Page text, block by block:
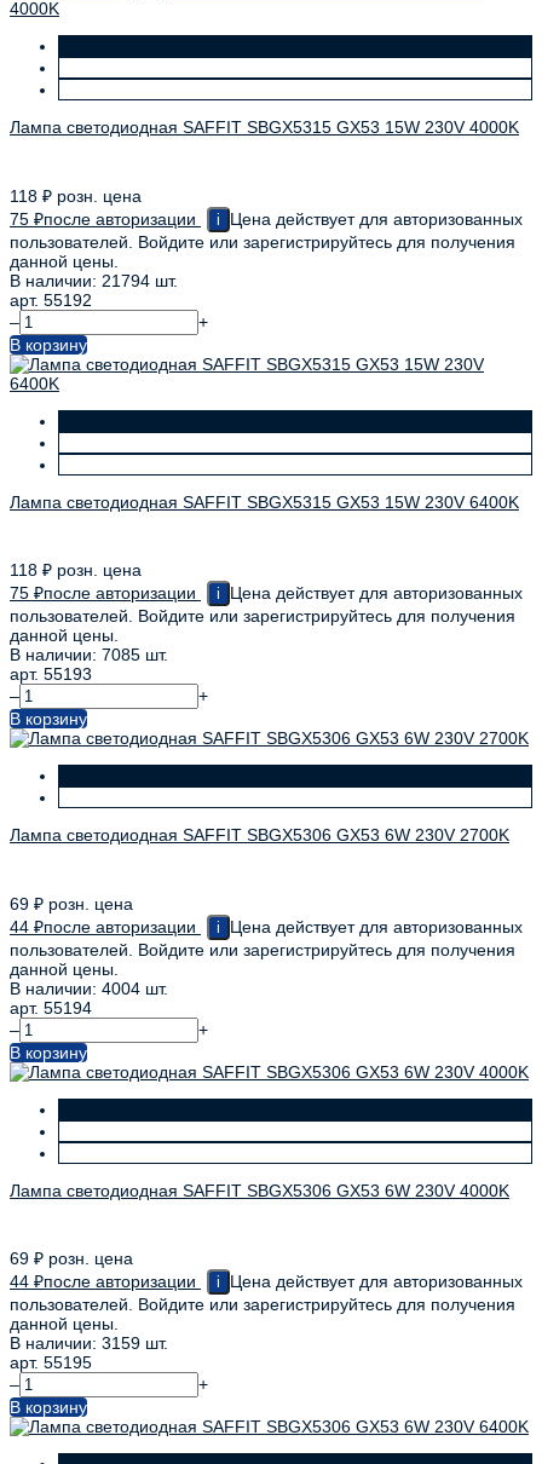
Лампа светодиодная SAFFIT SBGX5315 GX53 15W 230V 4000K
118 ₽ розн. цена
75 ₽после авторизации i
Цена действует для авторизованных
пользователей. Войдите или зарегистрируйтесь для получения
данной цены.
В наличии: 21794 шт.
арт. 55192
–
+
В корзину
Лампа светодиодная SAFFIT SBGX5315 GX53 15W 230V 6400K
118 ₽ розн. цена
75 ₽после авторизации i
Цена действует для авторизованных
пользователей. Войдите или зарегистрируйтесь для получения
данной цены.
В наличии: 7085 шт.
арт. 55193
–
+
В корзину
Лампа светодиодная SAFFIT SBGX5306 GX53 6W 230V 2700K
69 ₽ розн. цена
44 ₽после авторизации i
Цена действует для авторизованных
пользователей. Войдите или зарегистрируйтесь для получения
данной цены.
В наличии: 4004 шт.
арт. 55194
–
+
В корзину
Лампа светодиодная SAFFIT SBGX5306 GX53 6W 230V 4000K
69 ₽ розн. цена
44 ₽после авторизации i
Цена действует для авторизованных
пользователей. Войдите или зарегистрируйтесь для получения
данной цены.
В наличии: 3159 шт.
арт. 55195
–
+
В корзину